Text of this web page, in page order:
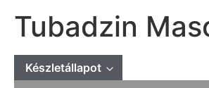
Tubadzin
Készletállapot